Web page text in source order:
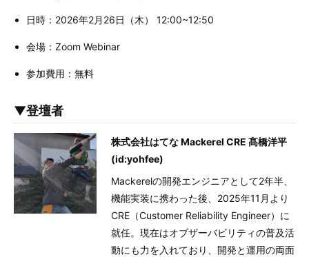
日時：2026年2月26日（木） 12:00~12:50
会場：Zoom Webinar
参加費用：無料
▼登壇者
株式会社はてな Mackerel CRE 髙橋洋平
(id:yohfee)
Mackerelの開発エンジニアとして2年半、
機能実装に携わった後、2025年11月より
CRE（Customer Reliability Engineer）に
就任。現在はオブザーバビリティの普及活
動にも力を入れており、開発と運用の両面